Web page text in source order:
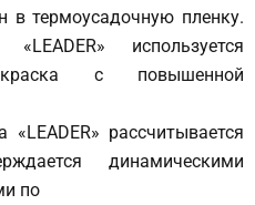
в термоусадочную пленку.
используется
краска с повышенной
рассчитывается
динамическими
по